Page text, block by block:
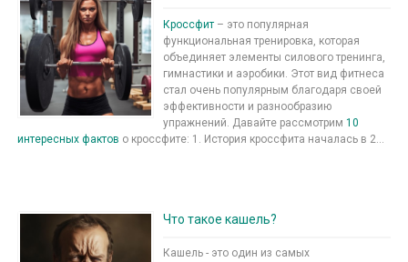
Кроссфит – это популярная
функциональная тренировка, которая
объединяет элементы силового тренинга,
гимнастики и аэробики. Этот вид фитнеса
стал очень популярным благодаря своей
эффективности и разнообразию
упражнений. Давайте рассмотрим 10
интересных фактов о кроссфите: 1. История кроссфита началась в 2...
Что такое кашель?
Кашель - это один из самых